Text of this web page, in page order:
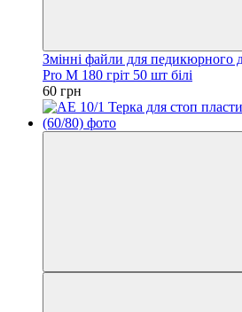
Змінні файли для педикюрного
Pro M 180 гріт 50 шт білі
60 грн